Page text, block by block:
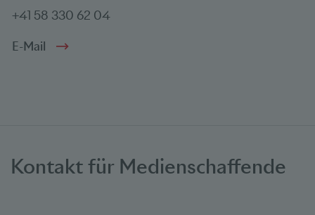
+41 58 330 62 04
E-Mail
Kontakt für Medienschaffende